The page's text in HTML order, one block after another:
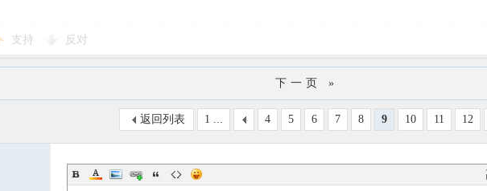
支持 反对
下一页 »
1 ... 4 5 6 7 8 9 10 11 12
返回列表